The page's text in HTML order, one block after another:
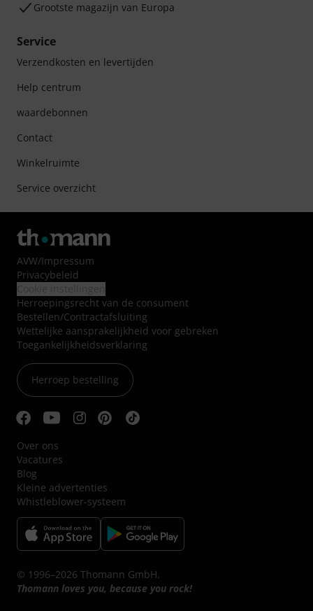
Grootste magazijn van Europa
Service
Verzendkosten en levertijden
Help centrum
waardebonnen
Contact
Winkelruimte
Service overzicht
AVW/Impressum
Privacybeleid
Herroepingsrecht van de consument
Bestellen/Contractafsluiting
Wettelijke aansprakelijkheid voor gebreken
Toegankelijkheidsverklaring
Herroep bestelling
Over ons
Vacatures
Blog
Kleine advertenties
Whistleblower-systeem
© 1996–2026 Thomann GmbH.
Thomann loves you, because you rock!